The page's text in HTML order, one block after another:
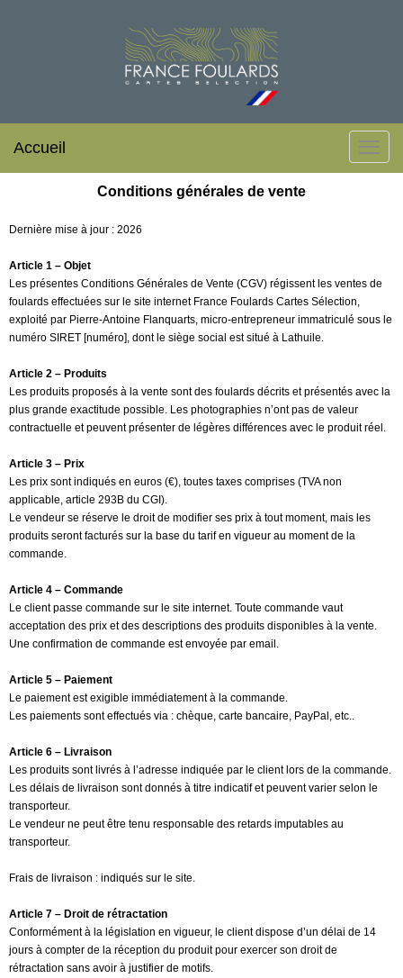
Accueil
Conditions générales de vente
Dernière mise à jour : 2026
Article 1 – Objet
Les présentes Conditions Générales de Vente (CGV) régissent les ventes de
foulards effectuées sur le site internet France Foulards Cartes Sélection,
exploité par Pierre-Antoine Flanquarts, micro-entrepreneur immatriculé sous le
numéro SIRET [numéro], dont le siège social est situé à Lathuile.
Article 2 – Produits
Les produits proposés à la vente sont des foulards décrits et présentés avec la
plus grande exactitude possible. Les photographies n’ont pas de valeur
contractuelle et peuvent présenter de légères différences avec le produit réel.
Article 3 – Prix
Les prix sont indiqués en euros (€), toutes taxes comprises (TVA non
applicable, article 293B du CGI).
Le vendeur se réserve le droit de modifier ses prix à tout moment, mais les
produits seront facturés sur la base du tarif en vigueur au moment de la
commande.
Article 4 – Commande
Le client passe commande sur le site internet. Toute commande vaut
acceptation des prix et des descriptions des produits disponibles à la vente.
Une confirmation de commande est envoyée par email.
Article 5 – Paiement
Le paiement est exigible immédiatement à la commande.
Les paiements sont effectués via : chèque, carte bancaire, PayPal, etc..
Article 6 – Livraison
Les produits sont livrés à l’adresse indiquée par le client lors de la commande.
Les délais de livraison sont donnés à titre indicatif et peuvent varier selon le
transporteur.
Le vendeur ne peut être tenu responsable des retards imputables au
transporteur.
Frais de livraison : indiqués sur le site.
Article 7 – Droit de rétractation
Conformément à la législation en vigueur, le client dispose d’un délai de 14
jours à compter de la réception du produit pour exercer son droit de
rétractation sans avoir à justifier de motifs.